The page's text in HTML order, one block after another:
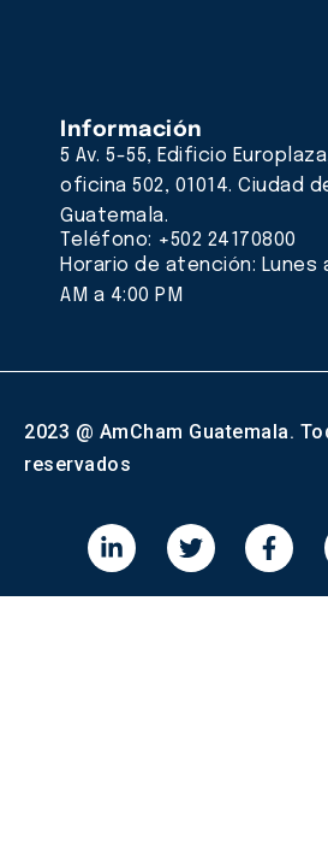
Información
5 Av. 5-55, Edificio
oficina 502, 01014. Ciudad
Guatemala.
Teléfono: +502 24170800
Horario de atención: Lunes
AM a 4:00 PM
2023 @ AmCham Guatemala.
reservados